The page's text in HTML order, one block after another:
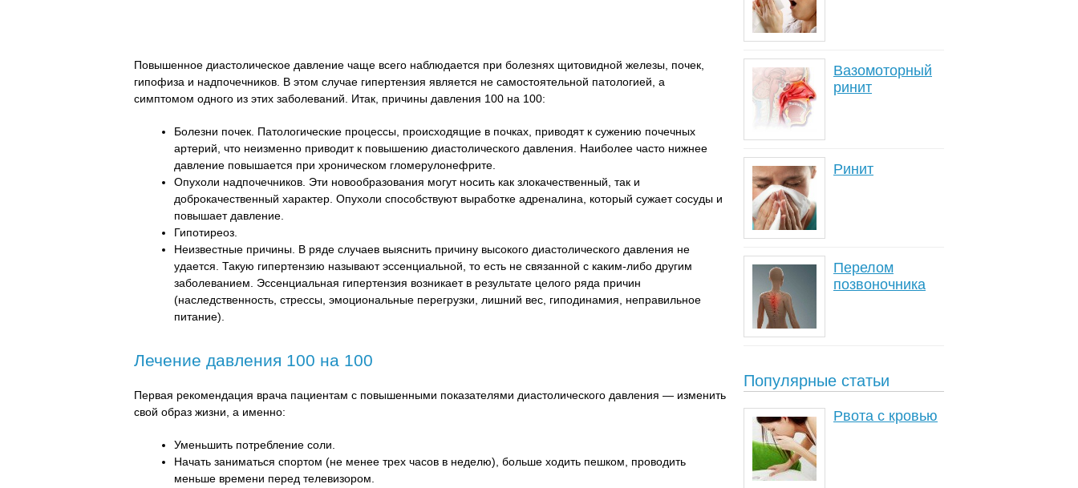
Повышенное диастолическое давление чаще всего наблюдается при болезнях щитовидной железы, почек,
гипофиза и надпочечников. В этом случае гипертензия является не самостоятельной патологией, а
симптомом одного из этих заболеваний. Итак, причины давления 100 на 100:
Болезни почек. Патологические процессы, происходящие в почках, приводят к сужению почечных
артерий, что неизменно приводит к повышению диастолического давления. Наиболее часто нижнее
давление повышается при хроническом гломерулонефрите.
Опухоли надпочечников. Эти новообразования могут носить как злокачественный, так и
доброкачественный характер. Опухоли способствуют выработке адреналина, который сужает сосуды и
повышает давление.
Гипотиреоз.
Неизвестные причины. В ряде случаев выяснить причину высокого диастолического давления не
удается. Такую гипертензию называют эссенциальной, то есть не связанной с каким-либо другим
заболеванием. Эссенциальная гипертензия возникает в результате целого ряда причин
(наследственность, стрессы, эмоциональные перегрузки, лишний вес, гиподинамия, неправильное
питание).
Лечение давления 100 на 100
Первая рекомендация врача пациентам с повышенными показателями диастолического давления — изменить
свой образ жизни, а именно:
Уменьшить потребление соли.
Начать заниматься спортом (не менее трех часов в неделю), больше ходить пешком, проводить
меньше времени перед телевизором.
Вазомоторный
ринит
Ринит
Перелом
позвоночника
Популярные статьи
Рвота с кровью